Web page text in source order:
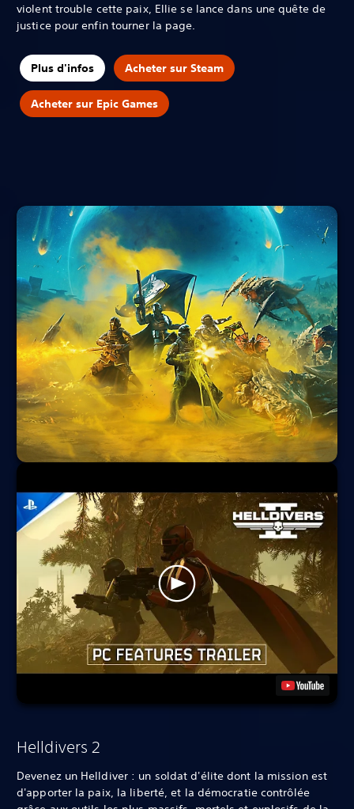
violent trouble cette paix, Ellie se lance dans une quête de
justice pour enfin tourner la page.
Plus d'infos Acheter sur Steam
Acheter sur Epic Games
Helldivers 2
Devenez un Helldiver : un soldat d'élite dont la mission est
d'apporter la paix, la liberté, et la démocratie contrôlée